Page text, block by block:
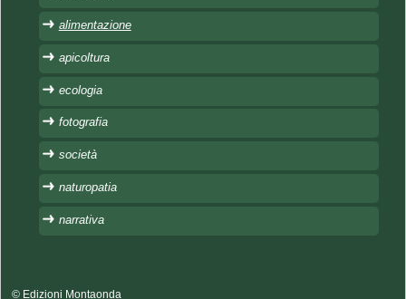
alimentazione
apicoltura
ecologia
fotografia
società
naturopatia
narrativa
© Edizioni Montaonda